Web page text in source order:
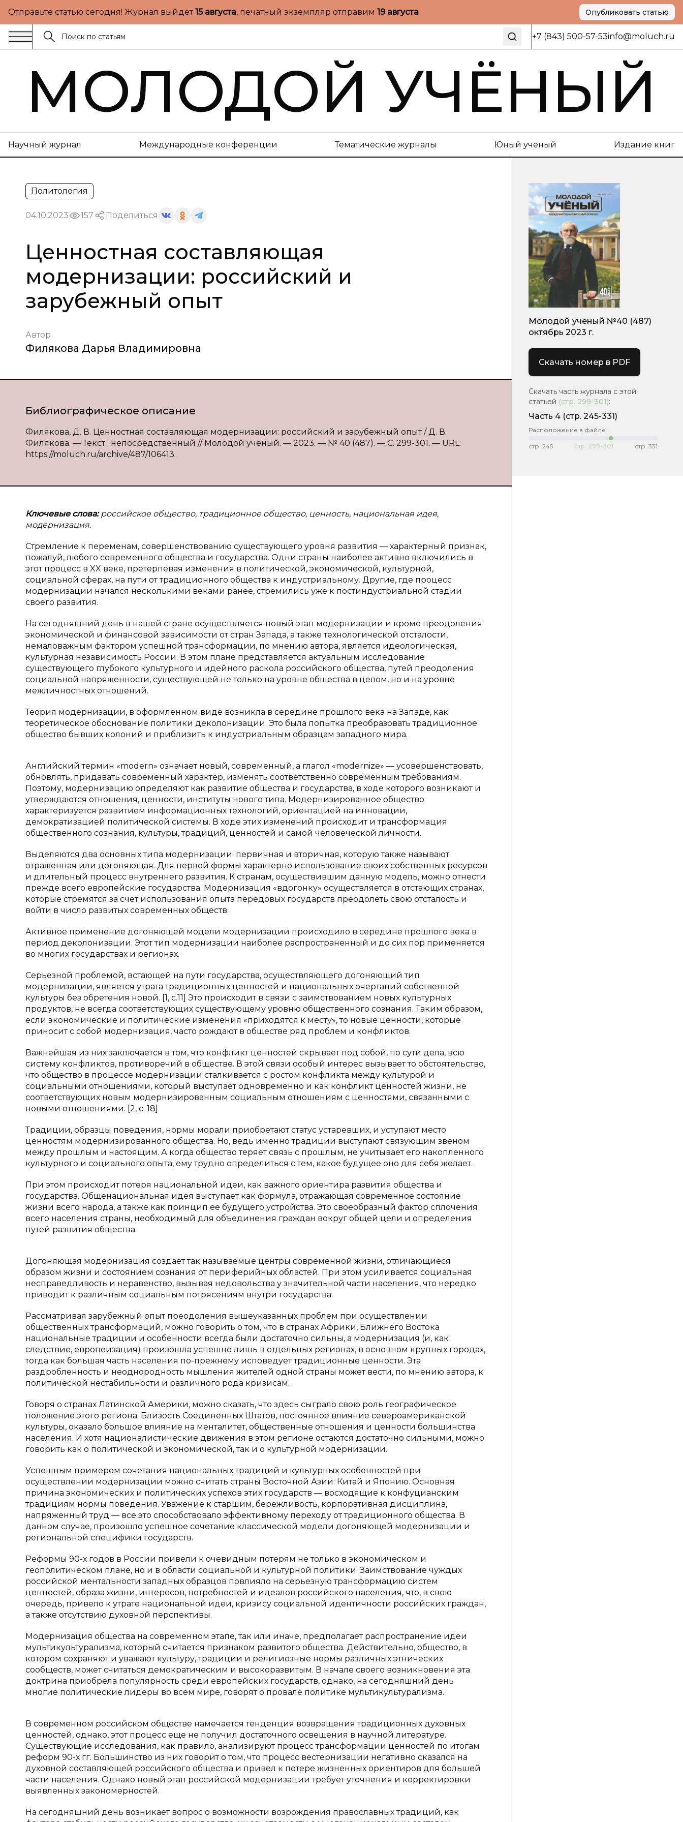
Отправьте статью сегодня! Журнал выйдет15 августа, печатный экземпляр отправим 19 августа Опубликовать статью
+7 (843) 500-57-53info@moluch.ru
МОЛОДОЙ УЧЁНЫЙ
Научный журнал Международные конференции Тематические журналы Юный ученый Издание книг
Политология
04.10.2023 157 Поделиться
Ценностная составляющая
модернизации: российский и
зарубежный опыт
Автор
Филякова Дарья Владимировна
Библиографическое описание
Филякова, Д. В. Ценностная составляющая модернизации: российский и зарубежный опыт / Д. В.
Филякова. — Текст : непосредственный // Молодой ученый. — 2023. — № 40 (487). — С. 299-301. — URL:
https://moluch.ru/archive/487/106413.
Ключевые слова:российское общество, традиционное общество, ценность, национальная идея,
модернизация.
Стремление к переменам, совершенствованию существующего уровня развития — характерный признак,
пожалуй, любого современного общества и государства. Одни страны наиболее активно включились в
этот процесс в XX веке, претерпевая изменения в политической, экономической, культурной,
социальной сферах, на пути от традиционного общества к индустриальному. Другие, где процесс
модернизации начался несколькими веками ранее, стремились уже к постиндустриальной стадии
своего развития.
На сегодняшний день в нашей стране осуществляется новый этап модернизации и кроме преодоления
экономической и финансовой зависимости от стран Запада, а также технологической отсталости,
немаловажным фактором успешной трансформации, по мнению автора, является идеологическая,
культурная независимость России. В этом плане представляется актуальным исследование
существующего глубокого культурного и идейного раскола российского общества, путей преодоления
социальной напряженности, существующей не только на уровне общества в целом, но и на уровне
межличностных отношений.
Теория модернизации, в оформленном виде возникла в середине прошлого века на Западе, как
теоретическое обоснование политики деколонизации. Это была попытка преобразовать традиционное
общество бывших колоний и приблизить к индустриальным образцам западного мира.
Английский термин «modern» означает новый, современный, а глагол «modernize» — усовершенствовать,
обновлять, придавать современный характер, изменять соответственно современным требованиям.
Поэтому, модернизацию определяют как развитие общества и государства, в ходе которого возникают и
утверждаются отношения, ценности, институты нового типа. Модернизированное общество
характеризуется развитием информационных технологий, ориентацией на инновации,
демократизацией политической системы. В ходе этих изменений происходит и трансформация
общественного сознания, культуры, традиций, ценностей и самой человеческой личности.
Выделяются два основных типа модернизации: первичная и вторичная, которую также называют
отраженная или догоняющая. Для первой формы характерно использование своих собственных ресурсов
и длительный процесс внутреннего развития. К странам, осуществившим данную модель, можно отнести
прежде всего европейские государства. Модернизация «вдогонку» осуществляется в отстающих странах,
которые стремятся за счет использования опыта передовых государств преодолеть свою отсталость и
войти в число развитых современных обществ.
Активное применение догоняющей модели модернизации происходило в середине прошлого века в
период деколонизации. Этот тип модернизации наиболее распространенный и до сих пор применяется
во многих государствах и регионах.
Серьезной проблемой, встающей на пути государства, осуществляющего догоняющий тип
модернизации, является утрата традиционных ценностей и национальных очертаний собственной
культуры без обретения новой. [1, с.11] Это происходит в связи с заимствованием новых культурных
продуктов, не всегда соответствующих существующему уровню общественного сознания. Таким образом,
если экономические и политические изменения «приходятся к месту», то новые ценности, которые
приносит с собой модернизация, часто рождают в обществе ряд проблем и конфликтов.
Важнейшая из них заключается в том, что конфликт ценностей скрывает под собой, по сути дела, всю
систему конфликтов, противоречий в обществе. В этой связи особый интерес вызывает то обстоятельство,
что общество в процессе модернизации сталкивается с ростом конфликта между культурой и
социальными отношениями, который выступает одновременно и как конфликт ценностей жизни, не
соответствующих новым модернизированным социальным отношениям с ценностями, связанными с
новыми отношениями. [2, с. 18]
Традиции, образцы поведения, нормы морали приобретают статус устаревших, и уступают место
ценностям модернизированного общества. Но, ведь именно традиции выступают связующим звеном
между прошлым и настоящим. А когда общество теряет связь с прошлым, не учитывает его накопленного
культурного и социального опыта, ему трудно определиться с тем, какое будущее оно для себя желает.
При этом происходит потеря национальной идеи, как важного ориентира развития общества и
государства. Общенациональная идея выступает как формула, отражающая современное состояние
жизни всего народа, а также как принцип ее будущего устройства. Это своеобразный фактор сплочения
всего населения страны, необходимый для объединения граждан вокруг общей цели и определения
путей развития общества.
Догоняющая модернизация создает так называемые центры современной жизни, отличающиеся
образом жизни и состоянием сознания от периферийных областей. При этом усиливается социальная
несправедливость и неравенство, вызывая недовольства у значительной части населения, что нередко
приводит к различным социальным потрясениям внутри государства.
Рассматривая зарубежный опыт преодоления вышеуказанных проблем при осуществлении
общественных трансформаций, можно говорить о том, что в странах Африки, Ближнего Востока
национальные традиции и особенности всегда были достаточно сильны, а модернизация (и, как
следствие, европеизация) произошла успешно лишь в отдельных регионах, в основном крупных городах,
тогда как большая часть населения по-прежнему исповедует традиционные ценности. Эта
раздробленность и неоднородность мышления жителей одной страны может вести, по мнению автора, к
политической нестабильности и различного рода кризисам.
Говоря о странах Латинской Америки, можно сказать, что здесь сыграло свою роль географическое
положение этого региона. Близость Соединенных Штатов, постоянное влияние североамериканской
культуры, оказало большое влияние на менталитет, общественные отношения и ценности большинства
населения. И хотя националистические движения в этом регионе остаются достаточно сильными, можно
говорить как о политической и экономической, так и о культурной модернизации.
Успешным примером сочетания национальных традиций и культурных особенностей при
осуществлении модернизации можно считать страны Восточной Азии: Китай и Японию. Основная
причина экономических и политических успехов этих государств — восходящие к конфуцианским
традициям нормы поведения. Уважение к старшим, бережливость, корпоративная дисциплина,
напряженный труд — все это способствовало эффективному переходу от традиционного общества. В
данном случае, произошло успешное сочетание классической модели догоняющей модернизации и
региональной специфики государств.
Реформы 90-х годов в России привели к очевидным потерям не только в экономическом и
геополитическом плане, но и в области социальной и культурной политики. Заимствование чуждых
российской ментальности западных образцов повлияло на серьезную трансформацию систем
ценностей, образа жизни, интересов, потребностей и идеалов российского населения, что, в свою
очередь, привело к утрате национальной идеи, кризису социальной идентичности российских граждан,
а также отсутствию духовной перспективы.
Модернизация общества на современном этапе, так или иначе, предполагает распространение идеи
мультикультурализма, который считается признаком развитого общества. Действительно, общество, в
котором сохраняют и уважают культуру, традиции и религиозные нормы различных этнических
сообществ, может считаться демократическим и высокоразвитым. В начале своего возникновения эта
доктрина приобрела популярность среди европейских государств, однако, на сегодняшний день
многие политические лидеры во всем мире, говорят о провале политике мультикультурализма.
В современном российском обществе намечается тенденция возвращения традиционных духовных
ценностей, однако, этот процесс еще не получил достаточного освещения в научной литературе.
Существующие исследования, как правило, анализируют процесс трансформации ценностей по итогам
реформ 90-х гг. Большинство из них говорит о том, что процесс вестернизации негативно сказался на
духовной составляющей российского общества и привел к потере жизненных ориентиров для большей
части населения. Однако новый этап российской модернизации требует уточнения и корректировки
выявленных закономерностей.
На сегодняшний день возникает вопрос о возможности возрождения православных традиций, как
Молодой учёный №40 (487)
октябрь 2023 г.
Скачать номер в PDF
Скачать часть журнала с этой
статьей (стр. 299-301):
Часть 4 (стр. 245-331)
Расположение в файле:
стр. 245 стр. 299-301 стр. 331